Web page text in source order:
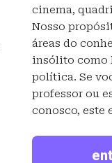
cinema,
Nosso
áreas do
insólito como
política. Se
professor ou
conosco, este